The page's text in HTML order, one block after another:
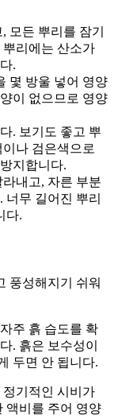
모든 뿌리를 잠기
리에는 산소가
.
몇 방울 넣어 영양
이 없으므로 영양
. 보기도 좋고 뿌
나 검은색으로
지합니다.
내고, 자른 부분
무 길어진 뿌리
다.
풍성해지기 쉬워
주 흙 습도를 확
. 흙은 보수성이
두면 안 됩니다.
기적인 시비가
액비를 주어 영양